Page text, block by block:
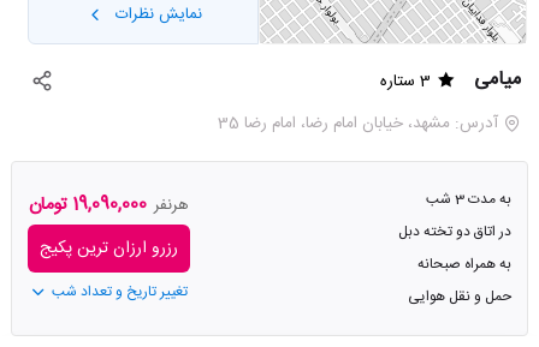
نمایش نظرات
میامی
3 ستاره
آدرس: مشهد، خیابان امام رضا، امام رضا 35
به مدت 3 شب
در اتاق دو تخته دبل
به همراه صبحانه
حمل و نقل هوایی
هرنفر 19,090,000 تومان
رزرو ارزان ترین پکیج
تغییر تاریخ و تعداد شب